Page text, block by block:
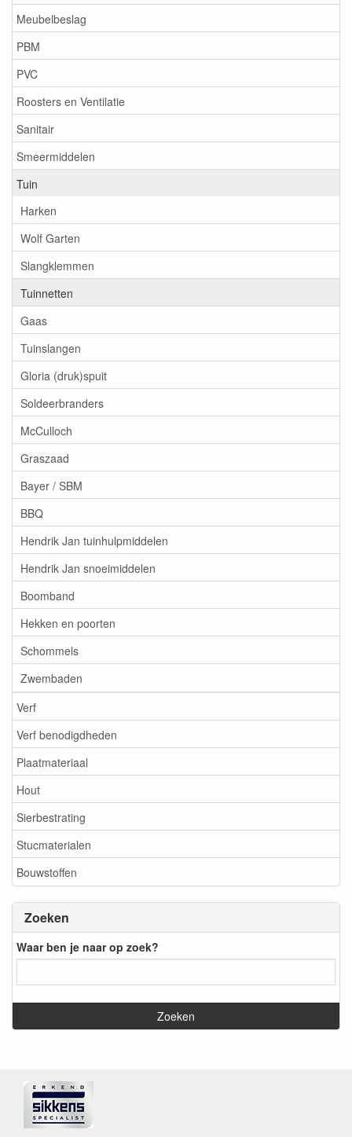
Meubelbeslag
PBM
PVC
Roosters en Ventilatie
Sanitair
Smeermiddelen
Tuin
Harken
Wolf Garten
Slangklemmen
Tuinnetten
Gaas
Tuinslangen
Gloria (druk)spuit
Soldeerbranders
McCulloch
Graszaad
Bayer / SBM
BBQ
Hendrik Jan tuinhulpmiddelen
Hendrik Jan snoeimiddelen
Boomband
Hekken en poorten
Schommels
Zwembaden
Verf
Verf benodigdheden
Plaatmateriaal
Hout
Sierbestrating
Stucmaterialen
Bouwstoffen
Zoeken
Waar ben je naar op zoek?